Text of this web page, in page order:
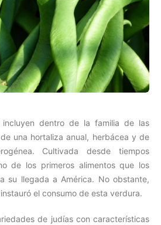
incluyen dentro de la familia de las
una hortaliza anual, herbácea y de
Cultivada desde tiempos
de los primeros alimentos que los
su llegada a América. No obstante,
el consumo de esta verdura.
de judías con características